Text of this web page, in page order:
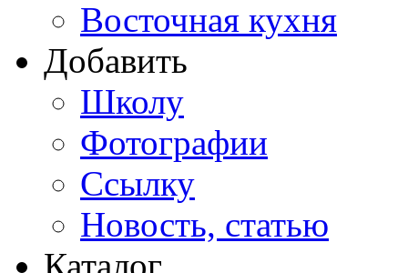
Восточная кухня
Добавить
Школу
Фотографии
Ссылку
Новость, статью